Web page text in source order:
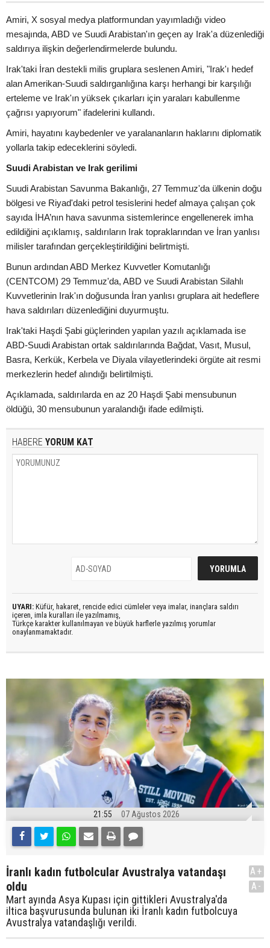
Amiri, X sosyal medya platformundan yayımladığı video
mesajında, ABD ve Suudi Arabistan'ın geçen ay Irak'a düzenlediği
saldırıya ilişkin değerlendirmelerde bulundu.
Irak'taki İran destekli milis gruplara seslenen Amiri, "Irak'ı hedef
alan Amerikan-Suudi saldırganlığına karşı herhangi bir karşılığı
erteleme ve Irak'ın yüksek çıkarları için yaraları kabullenme
çağrısı yapıyorum" ifadelerini kullandı.
Amiri, hayatını kaybedenler ve yaralananların haklarını diplomatik
yollarla takip edeceklerini söyledi.
Suudi Arabistan ve Irak gerilimi
Suudi Arabistan Savunma Bakanlığı, 27 Temmuz'da ülkenin doğu
bölgesi ve Riyad'daki petrol tesislerini hedef almaya çalışan çok
sayıda İHA’nın hava savunma sistemlerince engellenerek imha
edildiğini açıklamış, saldırıların Irak topraklarından ve İran yanlısı
milisler tarafından gerçekleştirildiğini belirtmişti.
Bunun ardından ABD Merkez Kuvvetler Komutanlığı
(CENTCOM) 29 Temmuz'da, ABD ve Suudi Arabistan Silahlı
Kuvvetlerinin Irak'ın doğusunda İran yanlısı gruplara ait hedeflere
hava saldırıları düzenlediğini duyurmuştu.
Irak'taki Haşdi Şabi güçlerinden yapılan yazılı açıklamada ise
ABD-Suudi Arabistan ortak saldırılarında Bağdat, Vasıt, Musul,
Basra, Kerkük, Kerbela ve Diyala vilayetlerindeki örgüte ait resmi
merkezlerin hedef alındığı belirtilmişti.
Açıklamada, saldırılarda en az 20 Haşdi Şabi mensubunun
öldüğü, 30 mensubunun yaralandığı ifade edilmişti.
HABERE YORUM KAT
UYARI: Küfür, hakaret, rencide edici cümleler veya imalar, inançlara saldırı
içeren, imla kuralları ile yazılmamış,
Türkçe karakter kullanılmayan ve büyük harflerle yazılmış yorumlar
onaylanmamaktadır.
21:55 07 Ağustos 2026
İranlı kadın futbolcular Avustralya vatandaşı
oldu
Mart ayında Asya Kupası için gittikleri Avustralya'da
iltica başvurusunda bulunan iki İranlı kadın futbolcuya
Avustralya vatandaşlığı verildi.
A+
A-